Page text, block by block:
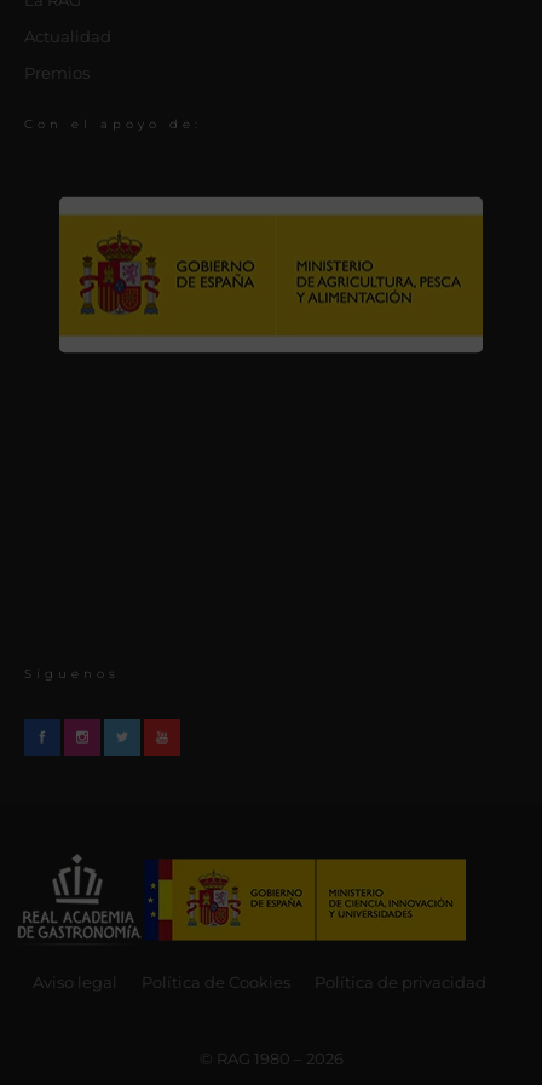
Actualidad
Premios
Con el apoyo de:
Síguenos
Aviso legal Política de Cookies Política de privacidad
© RAG 1980 – 2026